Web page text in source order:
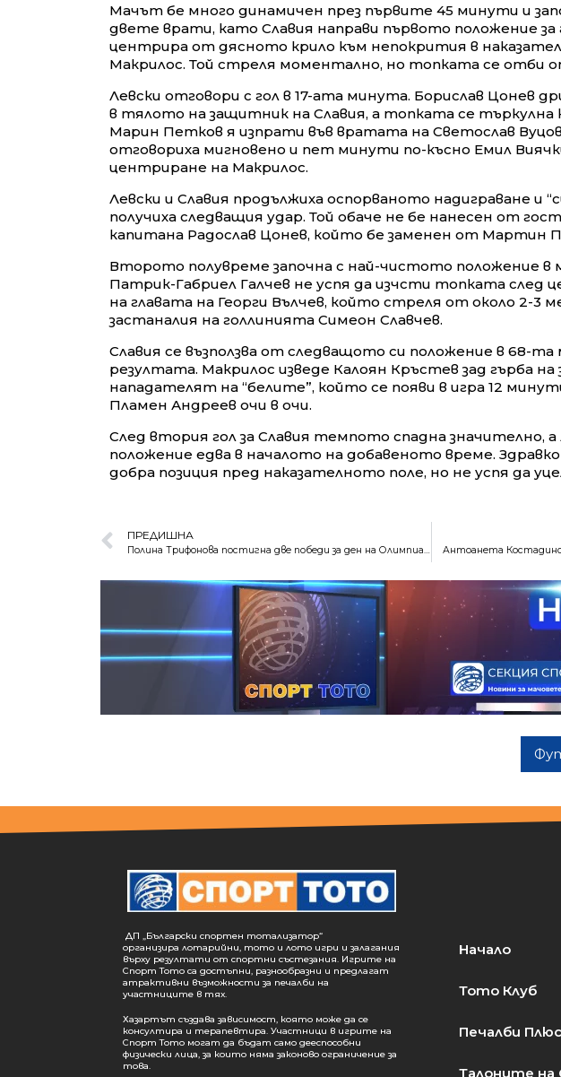
Мачът бе много динамичен през първите 45 минути и
двете врати, като Славия направи първото положение за
центрира от дясното крило към непокрития в
Макрилос. Той стреля моментално, но топката се отби
Левски отговори с гол в 17-ата минута. Борислав Цонев
в тялото на защитник на Славия, а топката се търкулна
Марин Петков я изпрати във вратата на Светослав
отговориха мигновено и пет минути по-късно Емил
центриране на Макрилос.
Левски и Славия продължиха оспорваното надиграване и
получиха следващия удар. Той обаче не бе нанесен от
капитана Радослав Цонев, който бе заменен от Мартин
Второто полувреме започна с най-чистото положение в
Патрик-Габриел Галчев не успя да изчсти топката след
на главата на Георги Вълчев, който стреля от около 2-3
застаналия на голлинията Симеон Славчев.
Славия се възползва от следващото си положение в 68-
резултата. Макрилос изведе Калоян Кръстев зад гърба
нападателят на “белите”, който се появи в игра 12
Пламен Андреев очи в очи.
След втория гол за Славия темпото спадна значително, а
положение едва в началото на добавеното време.
добра позиция пред наказателното поле, но не успя да
ПРЕДИШНА
Полина Трифонова постигна две победи за ден на Олимпиадата Антоанета
ДП „Български спортен тотализатор“
организира лотарийни, тото и лото игри и залагания
върху резултати от спортни състезания. Игрите на
Спорт Тото са достъпни, разнообразни и предлагат
атрактивни възможности за печалби на
участниците в тях.
Хазартът създава зависимост, която може да се
консултира и терапевтира. Участници в игрите на
Спорт Тото могат да бъдат само дееспособни
физически лица, за които няма законово ограничение за
това.
Начало
Тото Клуб
Печалби Плюс
Талоните